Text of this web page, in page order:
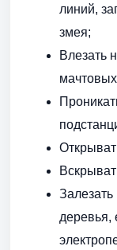
линий,
змея;
Влезать
деревья,